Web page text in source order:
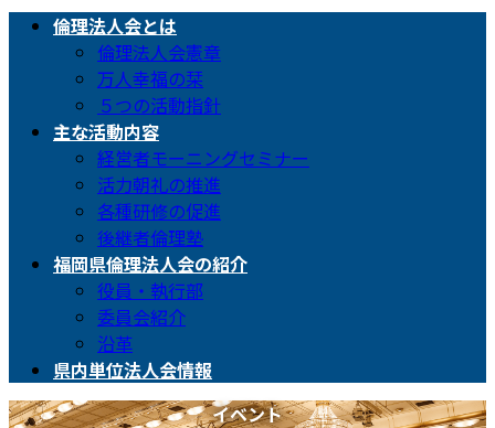
倫理法人会とは
倫理法人会憲章
万人幸福の栞
５つの活動指針
主な活動内容
経営者モーニングセミナー
活力朝礼の推進
各種研修の促進
後継者倫理塾
福岡県倫理法人会の紹介
役員・執行部
委員会紹介
沿革
県内単位法人会情報
イベント